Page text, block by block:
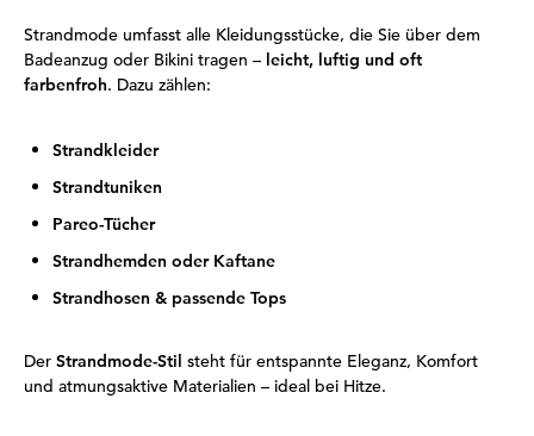
Strandmode umfasst alle Kleidungsstücke, die Sie über dem
Badeanzug oder Bikini tragen – leicht, luftig und oft
farbenfroh. Dazu zählen:
Strandkleider
Strandtuniken
Pareo-Tücher
Strandhemden oder Kaftane
Strandhosen & passende Tops
Der Strandmode-Stil steht für entspannte Eleganz, Komfort
und atmungsaktive Materialien – ideal bei Hitze.